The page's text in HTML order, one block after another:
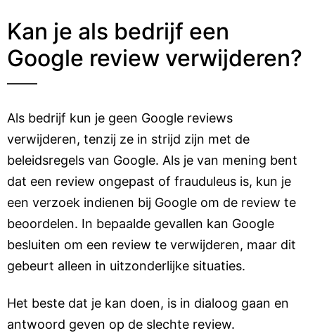
Kan je als bedrijf een
Google review verwijderen?
Als bedrijf kun je geen Google reviews
verwijderen, tenzij ze in strijd zijn met de
beleidsregels van Google. Als je van mening bent
dat een review ongepast of frauduleus is, kun je
een verzoek indienen bij Google om de review te
beoordelen. In bepaalde gevallen kan Google
besluiten om een review te verwijderen, maar dit
gebeurt alleen in uitzonderlijke situaties.
Het beste dat je kan doen, is in dialoog gaan en
antwoord geven op de slechte review.